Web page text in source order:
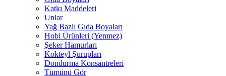
Katkı Maddeleri
Unlar
Yağ Bazlı Gıda Boyaları
Hobi Ürünleri (Yenmez)
Şeker Hamurları
Kokteyl Şurupları
Dondurma Konsantreleri
Tümünü Gör